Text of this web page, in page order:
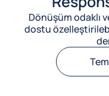
Dönüşüm odaklı
dostu